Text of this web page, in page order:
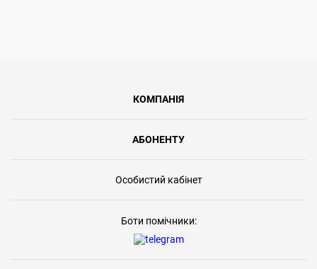
КОМПАНІЯ
АБОНЕНТУ
Особистий кабінет
Боти помічники: